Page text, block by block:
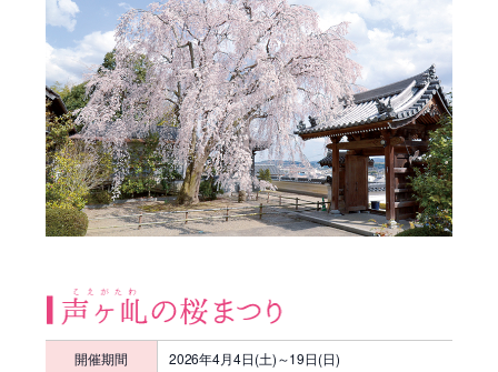
開催期間 2026年4月4日(土)～19日(日)